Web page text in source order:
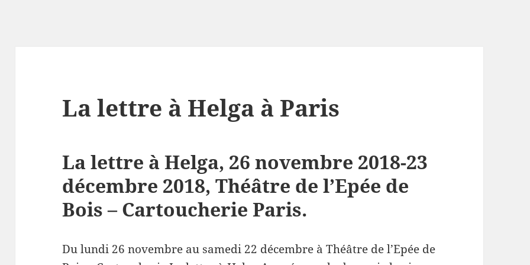
La lettre à Helga à Paris
La lettre à Helga, 26 novembre 2018-23
décembre 2018, Théâtre de l’Epée de
Bois – Cartoucherie Paris.
Du lundi 26 novembre au samedi 22 décembre à Théâtre de l’Epée de